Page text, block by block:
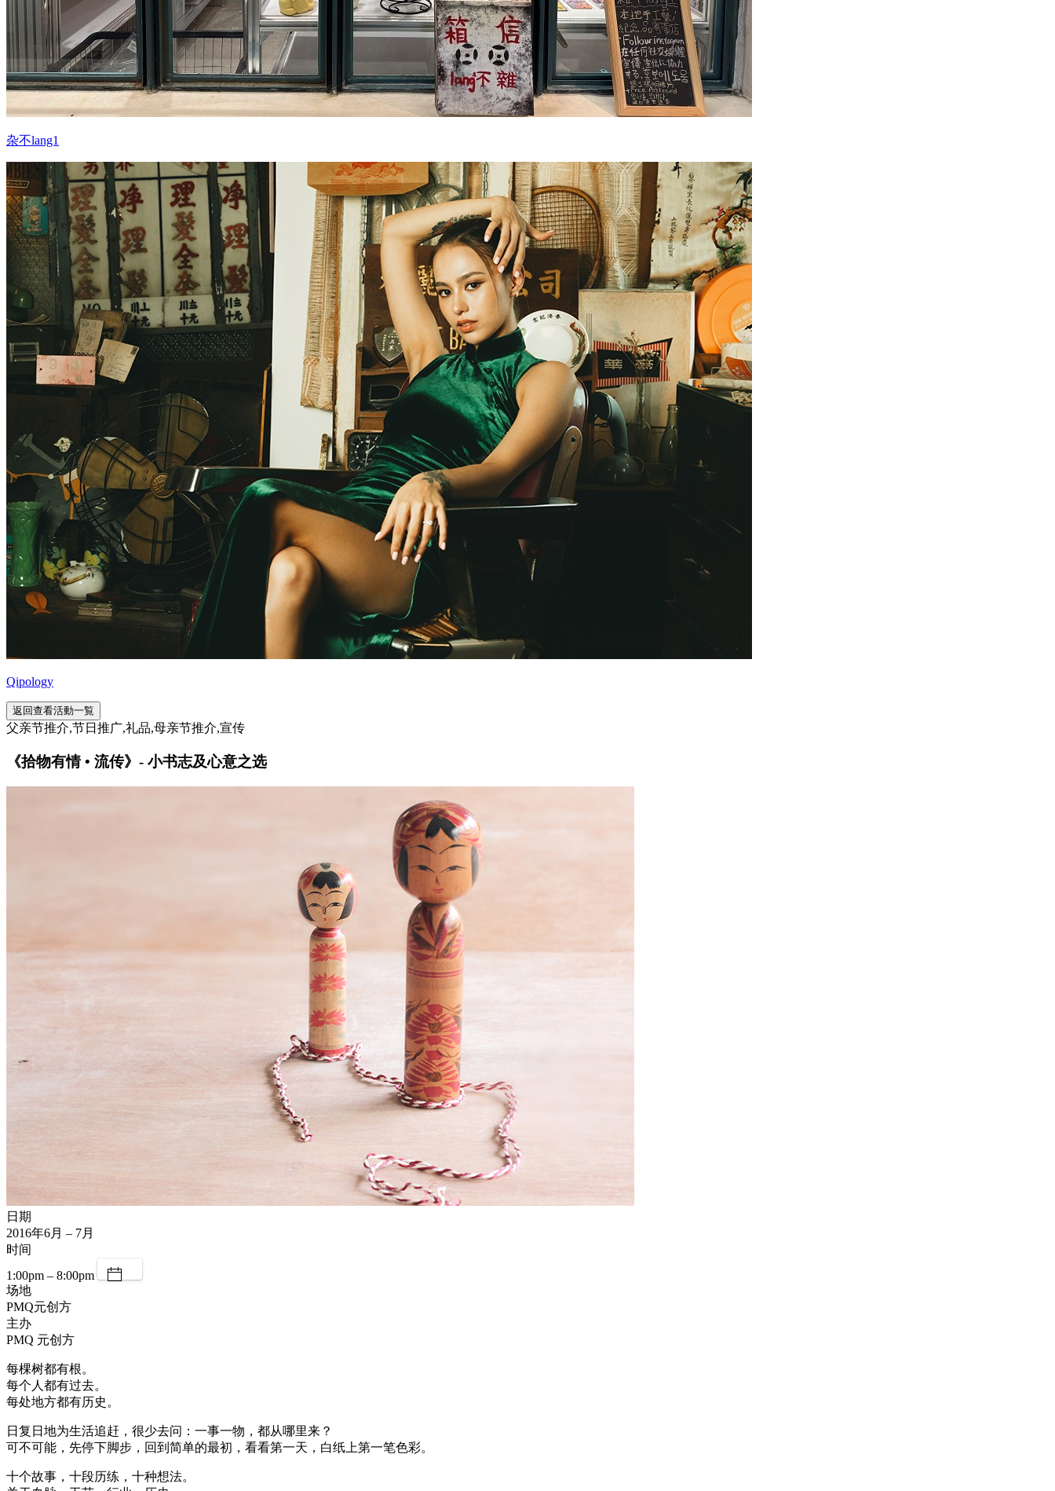
杂不lang1
Qipology
返回查看活動一覧
父亲节推介,节日推广,礼品,母亲节推介,宣传
《拾物有情 • 流传》- 小书志及心意之选
日期
2016年6月 – 7月
时间
1:00pm – 8:00pm
场地
PMQ元创方
主办
PMQ 元创方
每棵树都有根。
每个人都有过去。
每处地方都有历史。
日复日地为生活追赶，很少去问：一事一物，都从哪里来？
可不可能，先停下脚步，回到简单的最初，看看第一天，白纸上第一笔色彩。
十个故事，十段历练，十种想法。